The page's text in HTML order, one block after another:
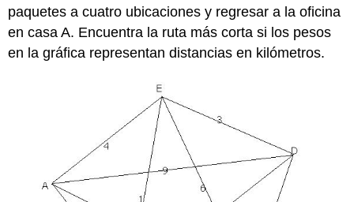
paquetes a cuatro ubicaciones y regresar a la oficina
en casa A. Encuentra la ruta más corta si los pesos
en la gráfica representan distancias en kilómetros.